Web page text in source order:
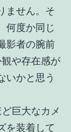
ません。そ
何度か同じ
影者の腕前
や存在感が
いかと思う
巨大なカメ
を装着して